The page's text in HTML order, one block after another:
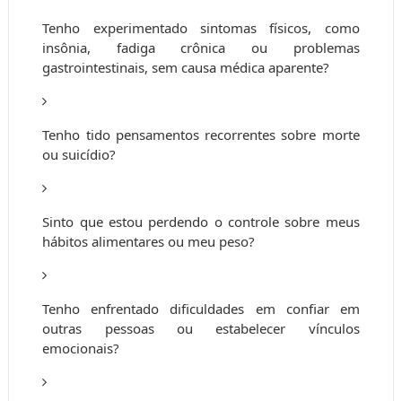
Tenho experimentado sintomas físicos, como
insônia, fadiga crônica ou problemas
gastrointestinais, sem causa médica aparente?
Tenho tido pensamentos recorrentes sobre morte
ou suicídio?
Sinto que estou perdendo o controle sobre meus
hábitos alimentares ou meu peso?
Tenho enfrentado dificuldades em confiar em
outras pessoas ou estabelecer vínculos
emocionais?